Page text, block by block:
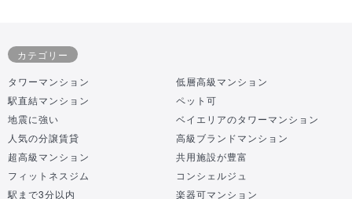
カテゴリー
タワーマンション
低層高級マンション
駅直結マンション
ペット可
地震に強い
ベイエリアのタワーマンション
人気の分譲賃貸
高級ブランドマンション
超高級マンション
共用施設が豊富
フィットネスジム
コンシェルジュ
駅まで3分以内
楽器可マンション